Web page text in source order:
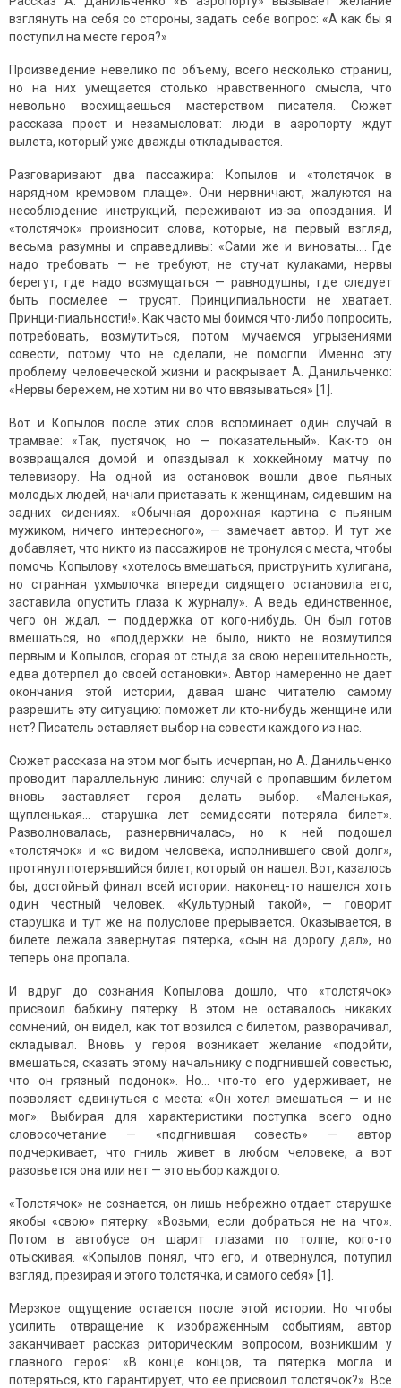
взглянуть на себя со стороны, задать себе вопрос: «А как бы я
поступил на месте героя?»
Произведение невелико по объему, всего несколько страниц,
но на них умещается столько нравственного смысла, что
невольно восхищаешься мастерством писателя. Сюжет
рассказа прост и незамысловат: люди в аэропорту ждут
вылета, который уже дважды откладывается.
Разговаривают два пассажира: Копылов и «толстячок в
нарядном кремовом плаще». Они нервничают, жалуются на
несоблюдение инструкций, переживают из-за опоздания. И
«толстячок» произносит слова, которые, на первый взгляд,
весьма разумны и справедливы: «Сами же и виноваты…. Где
надо требовать — не требуют, не стучат кулаками, нервы
берегут, где надо возмущаться — равнодушны, где следует
быть посмелее — трусят. Принципиальности не хватает.
Принци-пиальности!». Как часто мы боимся что-либо попросить,
потребовать, возмутиться, потом мучаемся угрызениями
совести, потому что не сделали, не помогли. Именно эту
проблему человеческой жизни и раскрывает А. Данильченко:
«Нервы бережем, не хотим ни во что ввязываться» [1].
Вот и Копылов после этих слов вспоминает один случай в
трамвае: «Так, пустячок, но — показательный». Как-то он
возвращался домой и опаздывал к хоккейному матчу по
телевизору. На одной из остановок вошли двое пьяных
молодых людей, начали приставать к женщинам, сидевшим на
задних сидениях. «Обычная дорожная картина с пьяным
мужиком, ничего интересного», — замечает автор. И тут же
добавляет, что никто из пассажиров не тронулся с места, чтобы
помочь. Копылову «хотелось вмешаться, приструнить хулигана,
но странная ухмылочка впереди сидящего остановила его,
заставила опустить глаза к журналу». А ведь единственное,
чего он ждал, — поддержка от кого-нибудь. Он был готов
вмешаться, но «поддержки не было, никто не возмутился
первым и Копылов, сгорая от стыда за свою нерешительность,
едва дотерпел до своей остановки». Автор намеренно не дает
окончания этой истории, давая шанс читателю самому
разрешить эту ситуацию: поможет ли кто-нибудь женщине или
нет? Писатель оставляет выбор на совести каждого из нас.
Сюжет рассказа на этом мог быть исчерпан, но А. Данильченко
проводит параллельную линию: случай с пропавшим билетом
вновь заставляет героя делать выбор. «Маленькая,
щупленькая… старушка лет семидесяти потеряла билет».
Разволновалась, разнервничалась, но к ней подошел
«толстячок» и «с видом человека, исполнившего свой долг»,
протянул потерявшийся билет, который он нашел. Вот, казалось
бы, достойный финал всей истории: наконец-то нашелся хоть
один честный человек. «Культурный такой», — говорит
старушка и тут же на полуслове прерывается. Оказывается, в
билете лежала завернутая пятерка, «сын на дорогу дал», но
теперь она пропала.
И вдруг до сознания Копылова дошло, что «толстячок»
присвоил бабкину пятерку. В этом не оставалось никаких
сомнений, он видел, как тот возился с билетом, разворачивал,
складывал. Вновь у героя возникает желание «подойти,
вмешаться, сказать этому начальнику с подгнившей совестью,
что он грязный подонок». Но… что-то его удерживает, не
позволяет сдвинуться с места: «Он хотел вмешаться — и не
мог». Выбирая для характеристики поступка всего одно
словосочетание — «подгнившая совесть» — автор
подчеркивает, что гниль живет в любом человеке, а вот
разовьется она или нет — это выбор каждого.
«Толстячок» не сознается, он лишь небрежно отдает старушке
якобы «свою» пятерку: «Возьми, если добраться не на что».
Потом в автобусе он шарит глазами по толпе, кого-то
отыскивая. «Копылов понял, что его, и отвернулся, потупил
взгляд, презирая и этого толстячка, и самого себя» [1].
Мерзкое ощущение остается после этой истории. Но чтобы
усилить отвращение к изображенным событиям, автор
заканчивает рассказ риторическим вопросом, возникшим у
главного героя: «В конце концов, та пятерка могла и
потеряться, кто гарантирует, что ее присвоил толстячок?». Все